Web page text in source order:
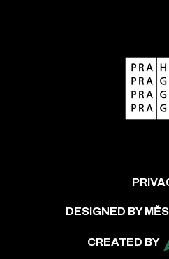
DESIGNED BY
CREATED BY